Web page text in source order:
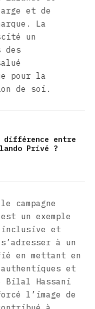
et de
La
un
des
pour la
de soi.
entre
Privé ?
campagne
un exemple
inclusive et
à un
en mettant en
et
Bilal Hassani
l’image de